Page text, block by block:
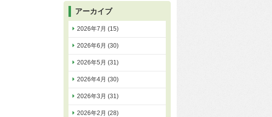
アーカイブ
2026年7月 (15)
2026年6月 (30)
2026年5月 (31)
2026年4月 (30)
2026年3月 (31)
2026年2月 (28)